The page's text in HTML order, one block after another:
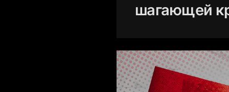
шагающей